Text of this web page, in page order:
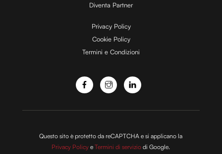
Diventa Partner
Privacy Policy
Cookie Policy
Termini e Condizioni
Questo sito è protetto da reCAPTCHA e si applicano la
Privacy Policy eTermini di servizio di Google.